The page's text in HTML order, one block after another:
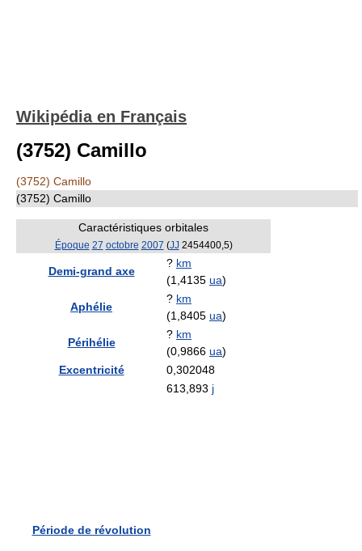
Wikipédia en Français
(3752) Camillo
(3752) Camillo
(3752) Camillo
Caractéristiques orbitales
Époque 27 octobre 2007 (JJ2454400,5)
Demi-grand axe
? km
(1,4135 ua)
Aphélie
? km
(1,8405 ua)
Périhélie
? km
(0,9866 ua)
Excentricité
0,302048
Période de révolution
613,893 j